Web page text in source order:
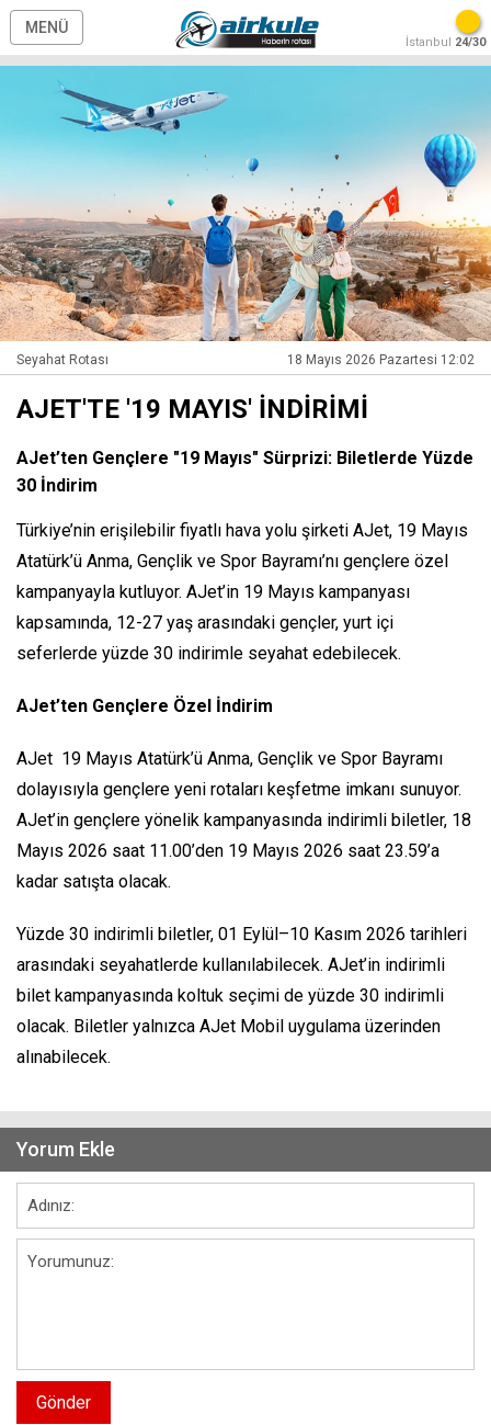
MENÜ
İstanbul 24/30
Seyahat Rotası 18 Mayıs 2026 Pazartesi 12:02
AJET'TE '19 MAYIS' İNDİRİMİ
AJet’ten Gençlere "19 Mayıs" Sürprizi: Biletlerde Yüzde
30 İndirim
Türkiye’nin erişilebilir fiyatlı hava yolu şirketi AJet, 19 Mayıs
Atatürk’ü Anma, Gençlik ve Spor Bayramı’nı gençlere özel
kampanyayla kutluyor. AJet’in 19 Mayıs kampanyası
kapsamında, 12-27 yaş arasındaki gençler, yurt içi
seferlerde yüzde 30 indirimle seyahat edebilecek.
AJet’ten Gençlere Özel İndirim
AJet 19 Mayıs Atatürk’ü Anma, Gençlik ve Spor Bayramı
dolayısıyla gençlere yeni rotaları keşfetme imkanı sunuyor.
AJet’in gençlere yönelik kampanyasında indirimli biletler, 18
Mayıs 2026 saat 11.00’den 19 Mayıs 2026 saat 23.59’a
kadar satışta olacak.
Yüzde 30 indirimli biletler, 01 Eylül–10 Kasım 2026 tarihleri
arasındaki seyahatlerde kullanılabilecek. AJet’in indirimli
bilet kampanyasında koltuk seçimi de yüzde 30 indirimli
olacak. Biletler yalnızca AJet Mobil uygulama üzerinden
alınabilecek.
Yorum Ekle
Gönder